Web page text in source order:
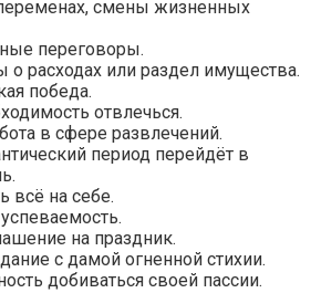
смены жизненных
переговоры.
о расходах или раздел имущества.
победа.
отвлечься.
в сфере развлечений.
период перейдёт в
всё на себе.
на праздник.
с дамой огненной стихии.
добиваться своей пассии.